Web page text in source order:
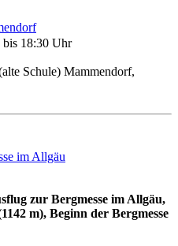
bis 18:30 Uhr
Schule) Mammendorf,
im Allgäu
zur Bergmesse im Allgäu,
m), Beginn der Bergmesse